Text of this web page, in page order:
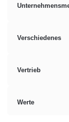
Verschiedenes
Vertrieb
Werte